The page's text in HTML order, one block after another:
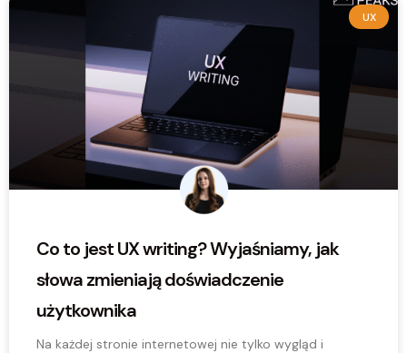
UX
Co to jest UX writing? Wyjaśniamy, jak
słowa zmieniają doświadczenie
użytkownika
Na każdej stronie internetowej nie tylko wygląd i